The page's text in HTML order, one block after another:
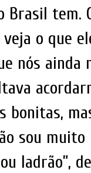
Brasil tem.
o que
nós ainda
bonitas,
sou
ladrão”,